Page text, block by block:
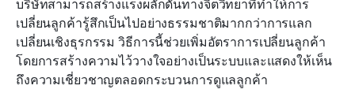
บริษัทสามารถสร้างแรงผลักดันทางจิตวิทยาที่ทำให้การ
เปลี่ยนลูกค้ารู้สึกเป็นไปอย่างธรรมชาติมากกว่าการแลก
เปลี่ยนเชิงธุรกรรม วิธีการนี้ช่วยเพิ่มอัตราการเปลี่ยนลูกค้า
โดยการสร้างความไว้วางใจอย่างเป็นระบบและแสดงให้เห็น
ถึงความเชี่ยวชาญตลอดกระบวนการดูแลลูกค้า